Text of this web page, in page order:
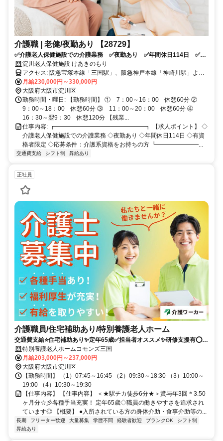
介護職 | 老健/夜勤あり 【28729】
✅介護老人保健施設での介護業務 ✅夜勤あり ✅年間休日114日 ✅有
資格者限定 ✅応募条件：介護系資格をお持ちの方
淀川老人保健施設 けあきのもり
アクセス: 阪急宝塚本線「三国駅」、阪急神戸本線「神崎川駅」より
徒歩8分
月給230,000円～330,000円
大阪府大阪市淀川区
勤務時間・曜日: 【勤務時間】 ① 7：00～16：00 休憩60分 ②
9：00～18：00 休憩60分 ③ 11：00～20：00 休憩60分 ④
16：30～翌9：30 休憩120分 【残業...
仕事内容: ┏━━━━━━━━━━━━━━━┓ 【求人ポイント】 ◇
介護老人保健施設での介護業務 ◇夜勤あり ◇年間休日114日 ◇有資
格者限定 ◇応募条件：介護系資格をお持ちの方 ┗━━━━━━━...
交通費支給 シフト制 昇給あり
正社員
介護職員/住宅補助あり/特別養護老人ホーム
交通費支給⭐️住宅補助あり✨定年65歳✅️担当者オススメ✨研修支援有⭕️経
験者優遇✨週休2日❗️駅チカ
特別養護老人ホームコモンズ三国
月給203,000円～237,000円
大阪府大阪市淀川区
【勤務時間】 （1）07:45～16:45 （2）09:30～18:30 （3）10:00～
19:00 （4）10:30～19:30
【仕事内容】 【仕事内容】 ＜★駅チカ徒歩6分★＞賞与年3回＊3.50
ヶ月分☆彡各種手当充実！ 定年65歳◇職員の働きやすさを追求され
ています◎ 【概要】 ●入所されている方の身体介助・食事介助等の...
長期 フリーター歓迎 大量募集 学歴不問 経験者歓迎 ブランクOK
シフト制
昇給あり